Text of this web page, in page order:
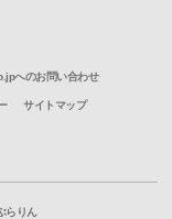
へのお問い合わせ
サイトマップ
らりん